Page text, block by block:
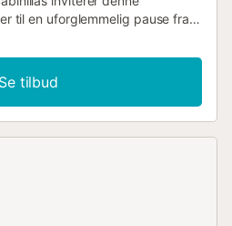
til en uforglemmelig pause fra
eller nyder måltiderne i det
udsigt til Middelhavet. Slap af
sofa, nyd gode samtaler over
film. Jeres glasinddækkede
Se tilbud